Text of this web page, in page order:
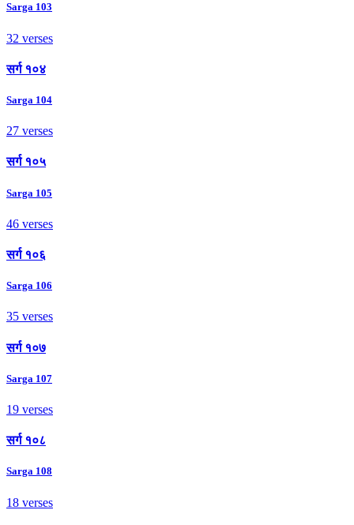
Sarga 103
32 verses
सर्ग १०४
Sarga 104
27 verses
सर्ग १०५
Sarga 105
46 verses
सर्ग १०६
Sarga 106
35 verses
सर्ग १०७
Sarga 107
19 verses
सर्ग १०८
Sarga 108
18 verses